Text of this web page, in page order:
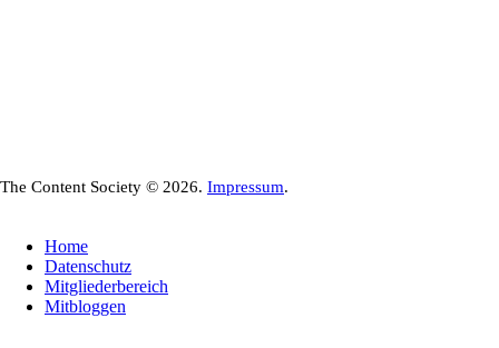
The Content Society © 2026. Impressum.
Home
Datenschutz
Mitgliederbereich
Mitbloggen